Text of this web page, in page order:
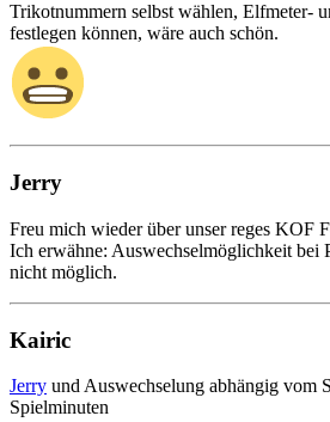
Trikotnummern selbst wählen, Elfmeter-
festlegen können, wäre auch schön.
Jerry
Freu mich wieder über unser reges KOF
Ich erwähne: Auswechselmöglichkeit bei
nicht möglich.
Kairic
Jerry und Auswechselung abhängig vom
Spielminuten